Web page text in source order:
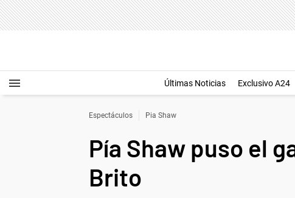
Últimas Noticias Exclusivo A24
Espectáculos Pia Shaw
Pía Shaw puso el
Brito